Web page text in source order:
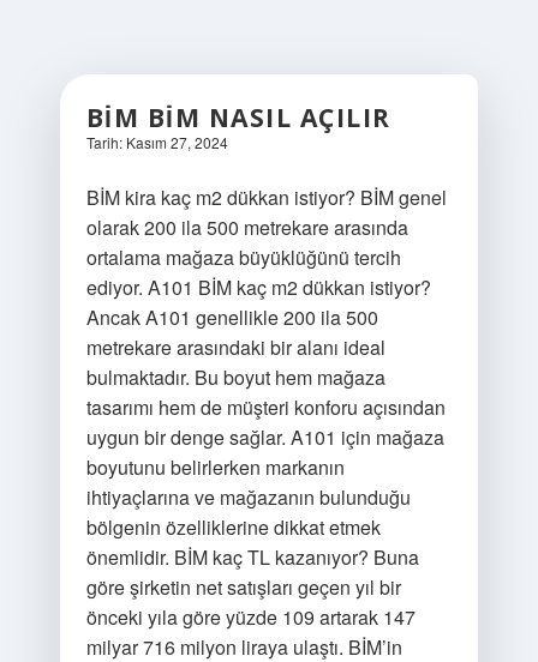
BİM BİM NASIL AÇILIR
Tarih: Kasım 27, 2024
BİM kira kaç m2 dükkan istiyor? BİM genel
olarak 200 ila 500 metrekare arasında
ortalama mağaza büyüklüğünü tercih
ediyor. A101 BİM kaç m2 dükkan istiyor?
Ancak A101 genellikle 200 ila 500
metrekare arasındaki bir alanı ideal
bulmaktadır. Bu boyut hem mağaza
tasarımı hem de müşteri konforu açısından
uygun bir denge sağlar. A101 için mağaza
boyutunu belirlerken markanın
ihtiyaçlarına ve mağazanın bulunduğu
bölgenin özelliklerine dikkat etmek
önemlidir. BİM kaç TL kazanıyor? Buna
göre şirketin net satışları geçen yıl bir
önceki yıla göre yüzde 109 artarak 147
milyar 716 milyon liraya ulaştı. BİM’in